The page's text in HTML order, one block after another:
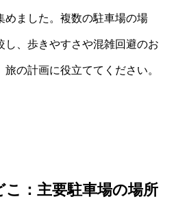
めました。複数の駐車場の場
し、歩きやすさや混雑回避のお
の計画に役立ててください。
こ：主要駐車場の場所